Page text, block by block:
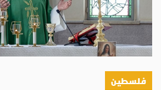
فلسطين